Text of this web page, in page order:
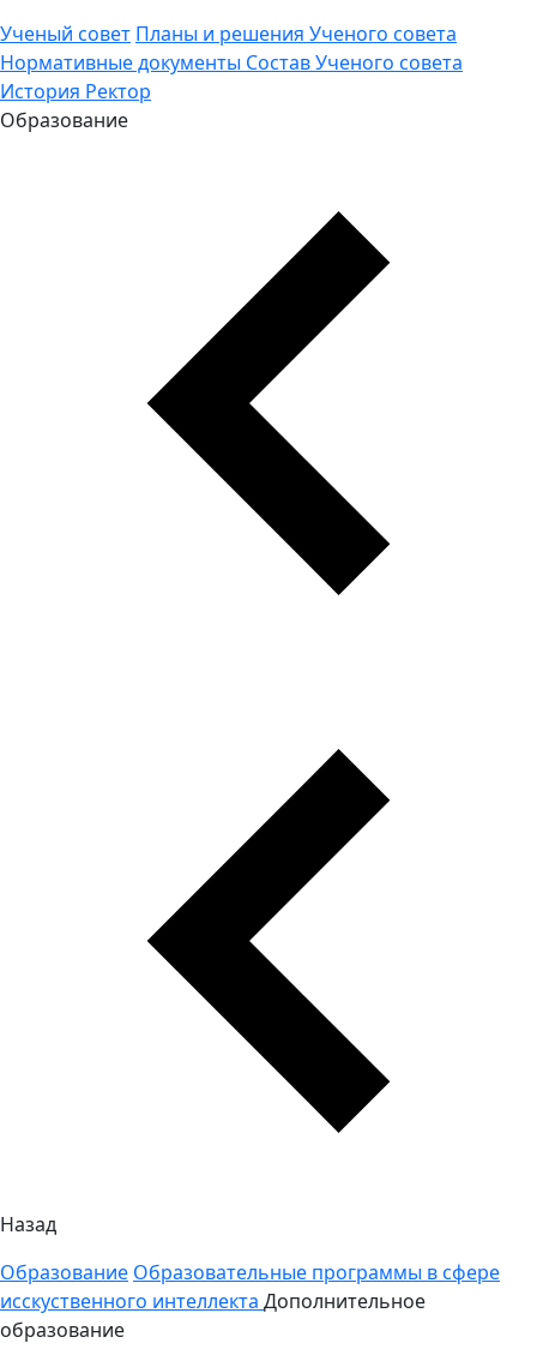
Ученый совет Планы и решения Ученого совета
Нормативные документы Состав Ученого совета
История Ректор
Образование
Назад
Образование Образовательные программы в сфере
исскуственного интеллекта Дополнительное
образование